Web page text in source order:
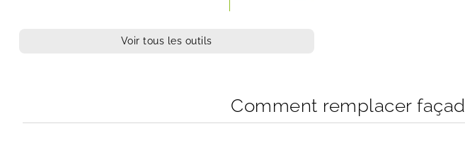
Voir tous les outils
Comment remplacer